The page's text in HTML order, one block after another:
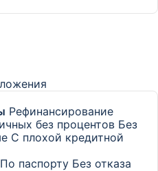
Рефинансирование
без процентов Без
С плохой кредитной
По паспорту Без отказа